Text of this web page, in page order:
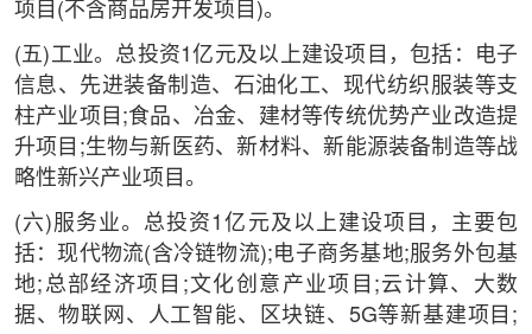
项目(不含商品房开发项目)。
(五)工业。总投资1亿元及以上建设项目，包括：电子
信息、先进装备制造、石油化工、现代纺织服装等支
柱产业项目;食品、冶金、建材等传统优势产业改造提
升项目;生物与新医药、新材料、新能源装备制造等战
略性新兴产业项目。
(六)服务业。总投资1亿元及以上建设项目，主要包
括：现代物流(含冷链物流);电子商务基地;服务外包基
地;总部经济项目;文化创意产业项目;云计算、大数
据、物联网、人工智能、区块链、5G等新基建项目;